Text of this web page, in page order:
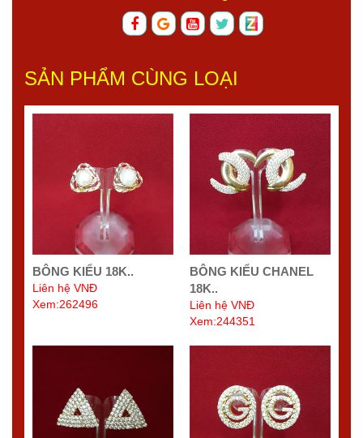
SẢN PHẨM CÙNG LOẠI
BÔNG KIỂU 18K..
Liên hệ VNĐ
Xem:262496
BÔNG KIỂU CHANEL
18K..
Liên hệ VNĐ
Xem:244351